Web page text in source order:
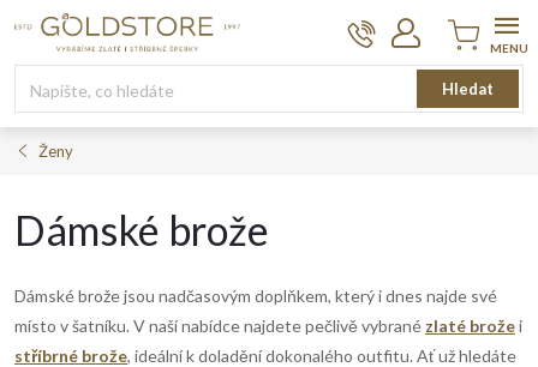
Hledat
Nákupní
košík
Ženy
Dámské brože
Dámské brože jsou nadčasovým doplňkem, který i dnes najde své
místo v šatníku. V naší nabídce najdete pečlivě vybrané zlaté brožei
stříbrné brože, ideální k doladění dokonalého outfitu. Ať už hledáte